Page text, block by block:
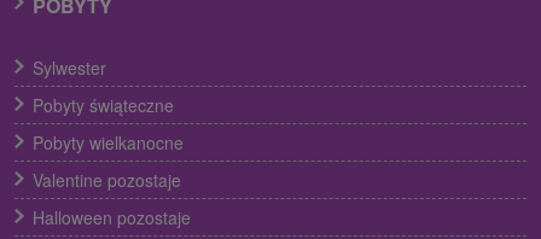
Sylwester
Pobyty świąteczne
Pobyty wielkanocne
Valentine pozostaje
Halloween pozostaje